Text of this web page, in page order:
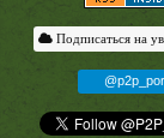
Подписаться на